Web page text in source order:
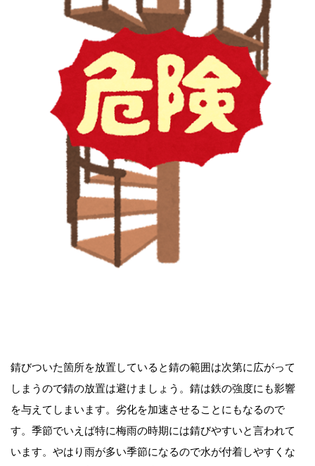
錆びついた箇所を放置していると錆の範囲は次第に広がって
しまうので錆の放置は避けましょう。錆は鉄の強度にも影響
を与えてしまいます。劣化を加速させることにもなるので
す。季節でいえば特に梅雨の時期には錆びやすいと言われて
います。やはり雨が多い季節になるので水が付着しやすくな